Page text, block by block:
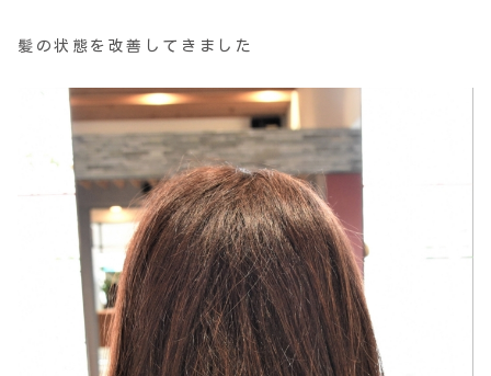
髪の状態を改善してきました